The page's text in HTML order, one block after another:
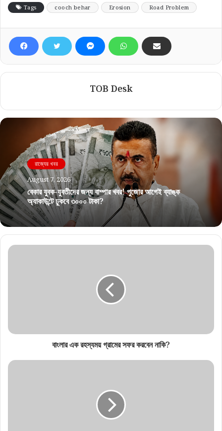
Tags cooch behar Erosion Road Problem
TOB Desk
রাজ্যের খবর
August 7, 2026
বেকার যুবক-যুবতীদের জন্য বাম্পার খবর! পুজোর আগেই ব্যাঙ্ক
অ্যাকাউন্টে ঢুকবে ৩০০০ টাকা?
বাংলার এক রহস্যময় গ্রামের সফর করবেন নাকি?